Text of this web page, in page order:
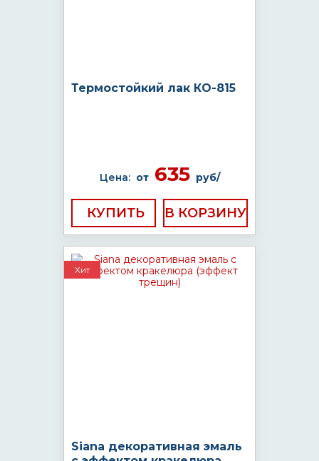
Термостойкий лак КО-815
Цена: от635 руб/
КУПИТЬ
Хит
Siana декоративная эмаль